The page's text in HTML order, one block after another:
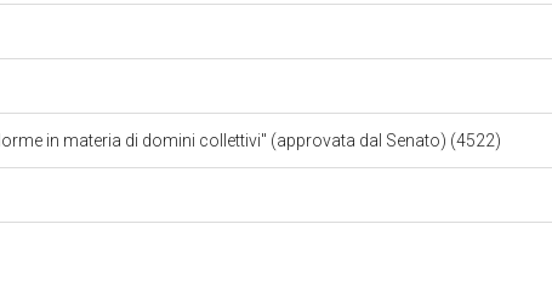
in materia di domini collettivi" (approvata dal Senato) (4522)